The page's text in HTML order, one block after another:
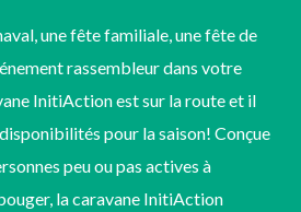
une fête familiale, une fête de
rassembleur dans votre
InitiAction est sur la route et il
pour la saison! Conçue
peu ou pas actives à
la caravane InitiAction